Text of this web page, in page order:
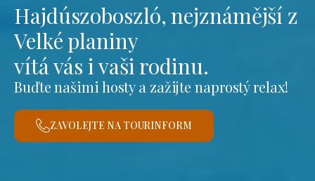
Hajdúszoboszló, nejznámější z
Velké planiny
vítá vás i vaši rodinu.
Buďte našimi hosty a zažijte naprostý relax!
ZAVOLEJTE NA TOURINFORM